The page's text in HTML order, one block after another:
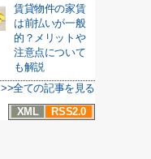
賃貸物件の家賃
は前払いが一般
的？メリットや
注意点について
も解説
>>全ての記事を見る
XML
RSS2.0